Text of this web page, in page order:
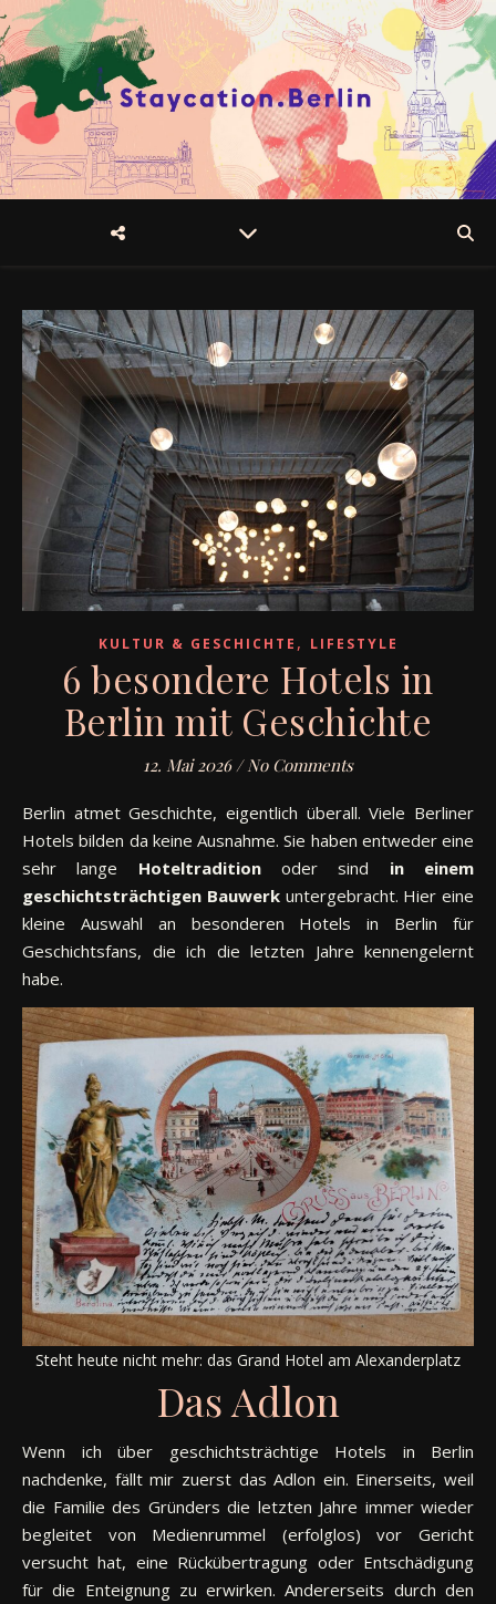
KULTUR & GESCHICHTE , LIFESTYLE
6 besondere Hotels in
Berlin mit Geschichte
12. Mai 2026 / No Comments
Berlin atmet Geschichte, eigentlich überall. Viele Berliner
Hotels bilden da keine Ausnahme. Sie haben entweder eine
sehr lange Hoteltraditionoder sind in einem
geschichtsträchtigen Bauwerk untergebracht. Hier eine
kleine Auswahl an besonderen Hotels in Berlin für
Geschichtsfans, die ich die letzten Jahre kennengelernt
habe.
Steht heute nicht mehr: das Grand Hotel am Alexanderplatz
Das Adlon
Wenn ich über geschichtsträchtige Hotels in Berlin
nachdenke, fällt mir zuerst das Adlon ein. Einerseits, weil
die Familie des Gründers die letzten Jahre immer wieder
begleitet von Medienrummel (erfolglos) vor Gericht
versucht hat, eine Rückübertragung oder Entschädigung
für die Enteignung zu erwirken. Andererseits durch den